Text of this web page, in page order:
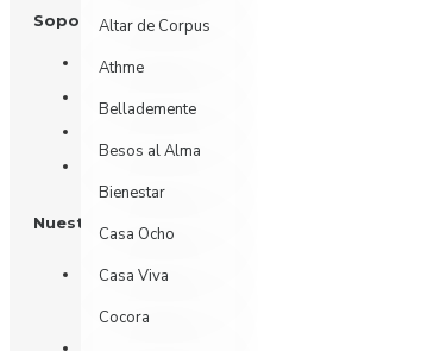
Altar de Corpus
Athme
Bellademente
Besos al Alma
Bienestar
Casa Ocho
Casa Viva
Cocora
Soporte al Cliente
Contáctenos
Devoluciones
Nuestras Redes